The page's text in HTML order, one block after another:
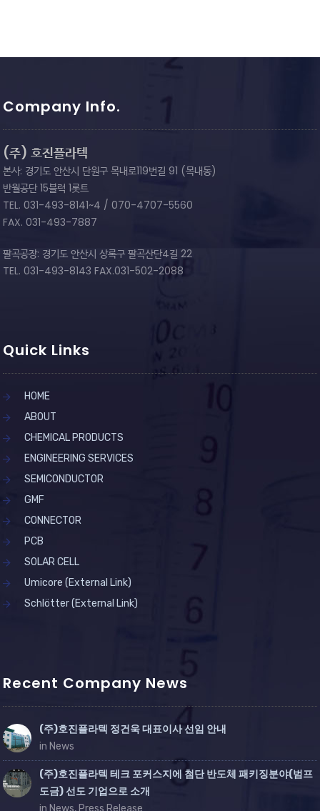
Company Info.
(주) 호진플라텍
본사: 경기도 안산시 단원구 목내로119번길 91 (목내동)
반월공단 15블럭 1롯트
TEL. 031-493-8141~4 / 070-4707-5560
FAX. 031-493-7887
팔곡공장: 경기도 안산시 상록구 팔곡산단4길 22
TEL. 031-493-8143 FAX.031-502-2088
Quick Links
HOME
ABOUT
CHEMICAL PRODUCTS
ENGINEERING SERVICES
SEMICONDUCTOR
GMF
CONNECTOR
PCB
SOLAR CELL
Umicore (External Link)
Schlötter (External Link)
Recent Company News
(주)호진플라텍 정건욱 대표이사 선임 안내
in News
(주)호진플라텍 테크 포커스지에 첨단 반도체 패키징분야(범프
도금) 선도 기업으로 소개
in News, Press Release